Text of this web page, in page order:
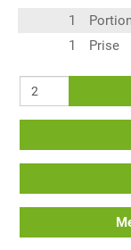
1
1
Prise